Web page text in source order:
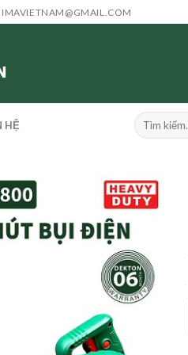
HỆ
Tìm
kiếm: